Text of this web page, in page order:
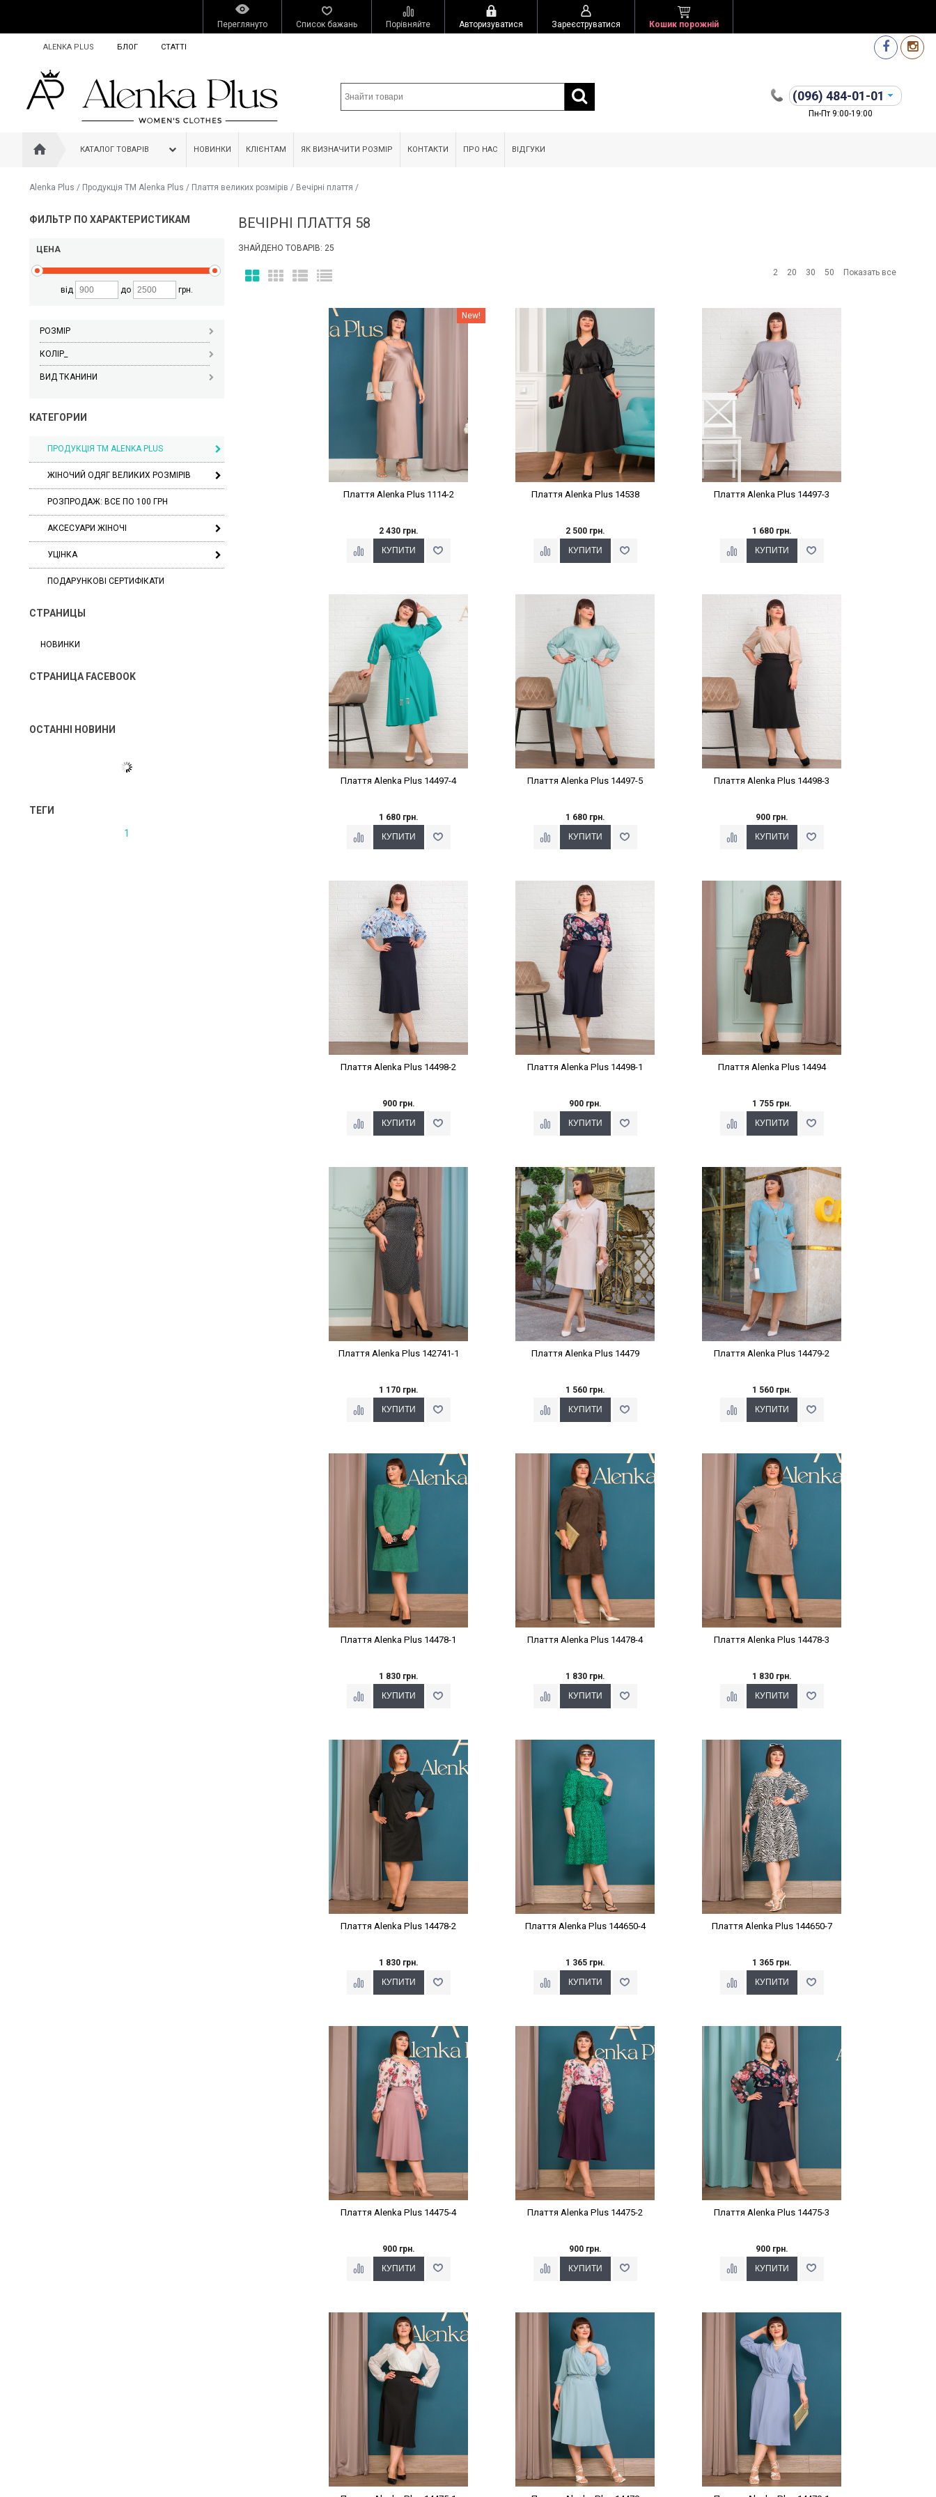
Переглянуто Список бажань Порівняйте Авторизуватися Зареєструватися Кошик порожній
ALENKA PLUS БЛОГ СТАТТІ
(096) 484-01-01
Пн-Пт 9:00-19:00
КАТАЛОГ ТОВАРІВ НОВИНКИ КЛІЄНТАМ ЯК ВИЗНАЧИТИ РОЗМІР КОНТАКТИ ПРО НАС ВІДГУКИ
Alenka Plus / Продукція ТМ Alenka Plus / Плаття великих розмірів / Вечірні плаття /
ФИЛЬТР ПО ХАРАКТЕРИСТИКАМ
ЦЕНА
від до грн.
РОЗМІР
КОЛІР_
ВИД ТКАНИНИ
КАТЕГОРИИ
ПРОДУКЦІЯ ТМ ALENKA PLUS
ЖІНОЧИЙ ОДЯГ ВЕЛИКИХ РОЗМІРІВ
РОЗПРОДАЖ: ВСЕ ПО 100 ГРН
АКСЕСУАРИ ЖІНОЧІ
УЦІНКА
ПОДАРУНКОВІ СЕРТИФІКАТИ
СТРАНИЦЫ
НОВИНКИ
СТРАНИЦА FACEBOOK
ОСТАННІ НОВИНИ
ТЕГИ
1
ВЕЧІРНІ ПЛАТТЯ 58
ЗНАЙДЕНО ТОВАРІВ: 25
2 20 30 50 Показать все
Наклейки Варіант з % New!
Плаття Alenka Plus 1114-2
2 430 грн.
Наклейки Варіант з %
Плаття Alenka Plus 14538
2 500 грн.
Наклейки Варіант з %
Плаття Alenka Plus 14497-3
1 680 грн.
Наклейки Варіант з %
Плаття Alenka Plus 14497-4
1 680 грн.
Наклейки Варіант з %
Плаття Alenka Plus 14497-5
1 680 грн.
Наклейки Варіант з %
Плаття Alenka Plus 14498-3
900 грн.
Наклейки Варіант з %
Плаття Alenka Plus 14498-2
900 грн.
Наклейки Варіант з %
Плаття Alenka Plus 14498-1
900 грн.
Наклейки Варіант з %
Плаття Alenka Plus 14494
1 755 грн.
Наклейки Варіант з %
Плаття Alenka Plus 142741-1
1 170 грн.
Наклейки Варіант з %
Плаття Alenka Plus 14479
1 560 грн.
Наклейки Варіант з %
Плаття Alenka Plus 14479-2
1 560 грн.
Наклейки Варіант з %
Плаття Alenka Plus 14478-1
1 830 грн.
Наклейки Варіант з %
Плаття Alenka Plus 14478-4
1 830 грн.
Наклейки Варіант з %
Плаття Alenka Plus 14478-3
1 830 грн.
Наклейки Варіант з %
Плаття Alenka Plus 14478-2
1 830 грн.
Наклейки Варіант з %
Плаття Alenka Plus 144650-4
1 365 грн.
Наклейки Варіант з %
Плаття Alenka Plus 144650-7
1 365 грн.
Наклейки Варіант з %
Плаття Alenka Plus 14475-4
900 грн.
Наклейки Варіант з %
Плаття Alenka Plus 14475-2
900 грн.
Наклейки Варіант з %
Плаття Alenka Plus 14475-3
900 грн.
Наклейки Варіант з % Наклейки Варіант з % Наклейки Варіант з %